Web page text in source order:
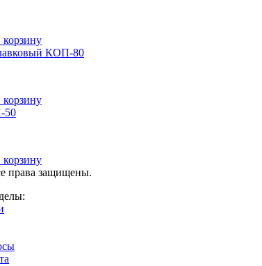
корзину
КОП-80
корзину
50
корзину
права защищены.